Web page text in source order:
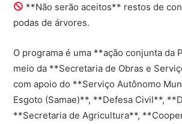
**Não serão aceitos** restos de
podas de árvores.
O programa é uma **ação conjunta da
meio da **Secretaria de Obras e
com apoio do **Serviço Autônomo
Esgoto (Samae)**, **Defesa Civil**,
**Secretaria de Agricultura**,